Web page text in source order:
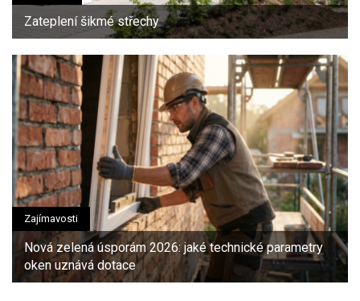
Zateplení šikmé střechy
Zajímavosti
Nová zelená úsporám 2026: jaké technické parametry
oken uznává dotace